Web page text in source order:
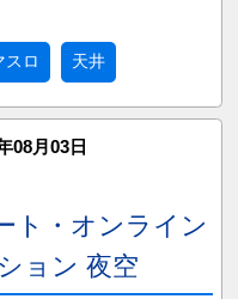
スロ 天井
08月03日
ト・オンライン
ョン 夜空